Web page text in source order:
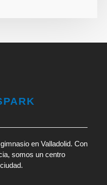
en Valladolid. Con
somos un centro